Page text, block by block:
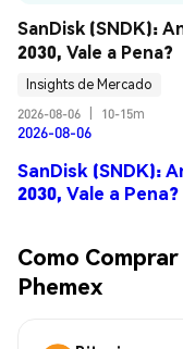
SanDisk (SNDK):
2030, Vale a Pena?
Insights de Mercado
2026-08-06
10-15m
2026-08-06
SanDisk (SNDK):
2030, Vale a Pena?
Como
Phemex